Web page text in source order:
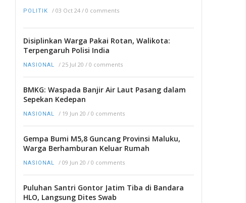
POLITIK / 03 Oct 24 / 0 comments
Disiplinkan Warga Pakai Rotan, Walikota:
Terpengaruh Polisi India
NASIONAL / 25 Jul 20 / 0 comments
BMKG: Waspada Banjir Air Laut Pasang dalam
Sepekan Kedepan
NASIONAL / 19 Jun 20 / 0 comments
Gempa Bumi M5,8 Guncang Provinsi Maluku,
Warga Berhamburan Keluar Rumah
NASIONAL / 09 Jun 20 / 0 comments
Puluhan Santri Gontor Jatim Tiba di Bandara
HLO, Langsung Dites Swab